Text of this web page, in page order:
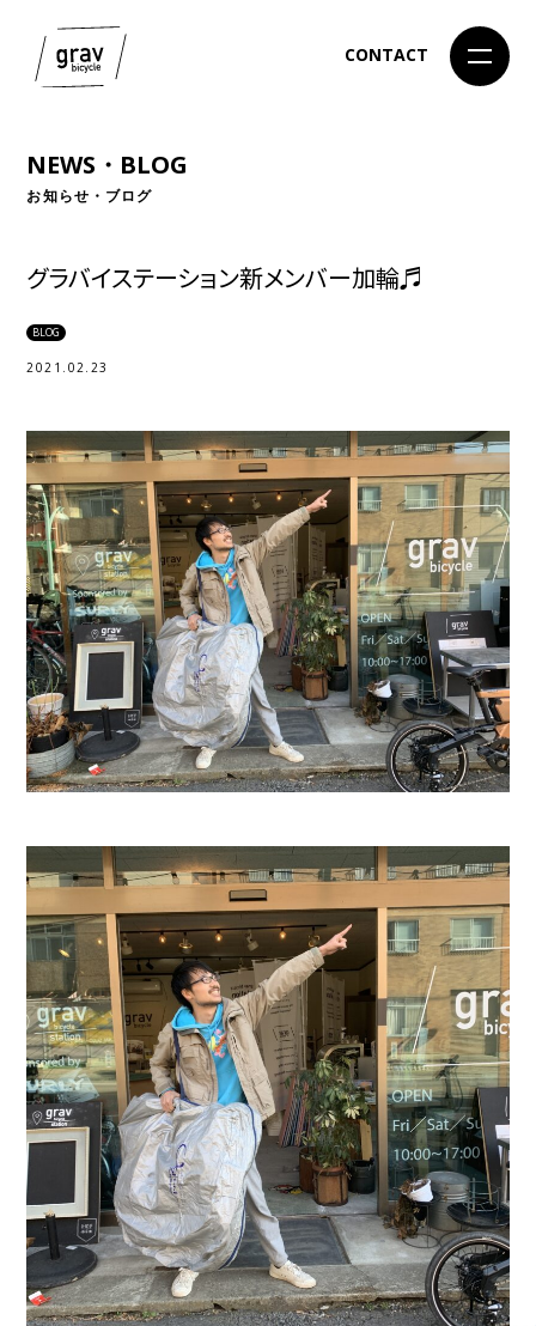
CONTACT
NEWS・BLOG
お知らせ・ブログ
グラバイステーション新メンバー加輪♬
BLOG
2021.02.23